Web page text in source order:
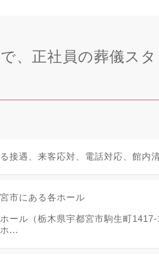
、正社員の葬儀ス
接遇、来客応対、電話対応、館内
市にある各ホール
ール（栃木県宇都宮市駒生町1417-
...